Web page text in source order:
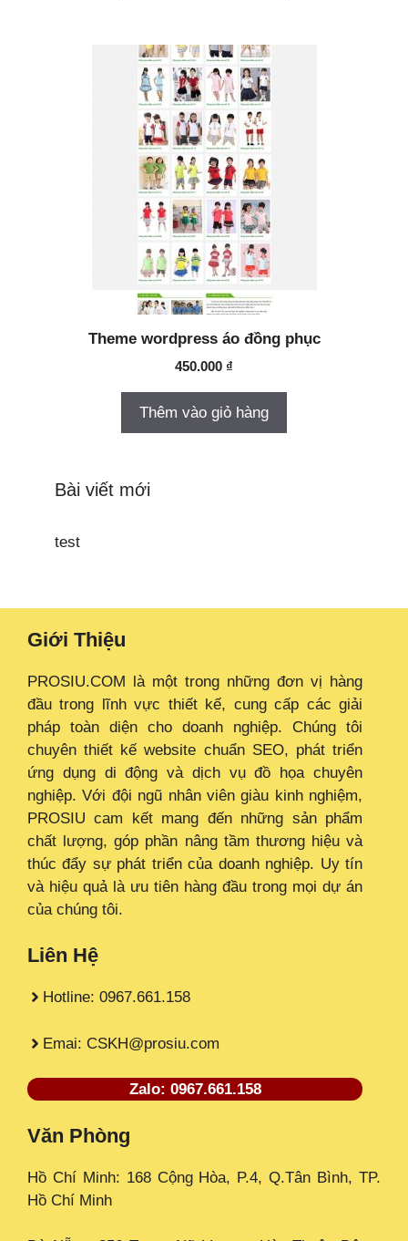
Theme wordpress áo đồng phục
450.000 ₫
Thêm vào giỏ hàng
Bài viết mới
test
Giới Thiệu
PROSIU.COM là một trong những đơn vị hàng
đầu trong lĩnh vực thiết kế, cung cấp các giải
pháp toàn diện cho doanh nghiệp. Chúng tôi
chuyên thiết kế website chuẩn SEO, phát triển
ứng dụng di động và dịch vụ đồ họa chuyên
nghiệp. Với đội ngũ nhân viên giàu kinh nghiệm,
PROSIU cam kết mang đến những sản phẩm
chất lượng, góp phần nâng tầm thương hiệu và
thúc đẩy sự phát triển của doanh nghiệp. Uy tín
và hiệu quả là ưu tiên hàng đầu trong mọi dự án
của chúng tôi.
Liên Hệ
Hotline: 0967.661.158
Emai: CSKH@prosiu.com
Zalo: 0967.661.158
Văn Phòng
Hồ Chí Minh: 168 Cộng Hòa, P.4, Q.Tân Bình, TP.
Hồ Chí Minh